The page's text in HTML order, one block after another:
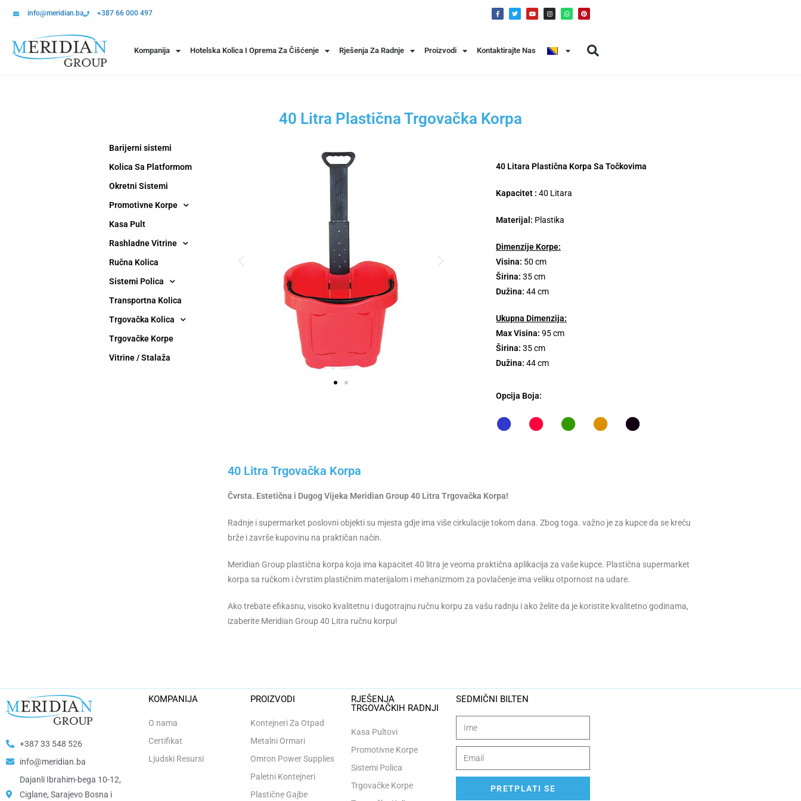
info@meridian.ba +387 66 000 497
Kompanija Hotelska Kolica I Oprema Za Čišćenje Rješenja Za Radnje Proizvodi Kontaktirajte Nas
40 Litra Plastična Trgovačka Korpa
Barijerni sistemi
Kolica Sa Platformom
Okretni Sistemi
Promotivne Korpe
Kasa Pult
Rashladne Vitrine
Ručna Kolica
Sistemi Polica
Transportna Kolica
Trgovačka Kolica
Trgovačke Korpe
Vitrine / Stalaža
40 Litara Plastična Korpa Sa Točkovima
Kapacitet : 40 Litara
Materijal: Plastika
Dimenzije Korpe:
Visina: 50 cm
Širina: 35 cm
Dužina: 44 cm
Ukupna Dimenzija:
Max Visina: 95 cm
Širina: 35 cm
Dužina: 44 cm
Opcija Boja:
40 Litra Trgovačka Korpa
Čvrsta. Estetična i Dugog Vijeka Meridian Group 40 Litra Trgovačka Korpa!
Radnje i supermarket poslovni objekti su mjesta gdje ima više cirkulacije tokom dana. Zbog toga. važno je za kupce da se kreću
brže i završe kupovinu na praktičan način.
Meridian Group plastična korpa koja ima kapacitet 40 litra je veoma praktična aplikacija za vaše kupce. Plastična supermarket
korpa sa ručkom i čvrstim plastičnim materijalom i mehanizmom za povlačenje ima veliku otpornost na udare.
Ako trebate efikasnu, visoko kvalitetnu i dugotrajnu ručnu korpu za vašu radnju i ako želite da je koristite kvalitetno godinama,
izaberite Meridian Group 40 Litra ručnu korpu!
+387 33 548 526
info@meridian.ba
Dajanli Ibrahim-bega 10-12,
Ciglane, Sarajevo Bosna i
KOMPANIJA
O nama
Certifikat
Ljudski Resursi
PROIZVODI
Kontejneri Za Otpad
Metalni Ormari
Omron Power Supplies
Paletni Kontejneri
Plastične Gajbe
RJEŠENJA
TRGOVAČKIH RADNJI
Kasa Pultovi
Promotivne Korpe
Sistemi Polica
Trgovačke Korpe
SEDMIČNI BILTEN
PRETPLATI SE